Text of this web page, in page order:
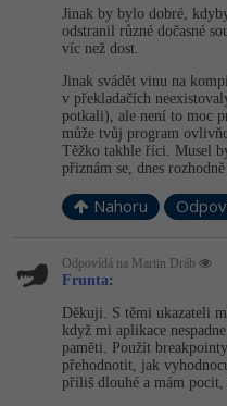
Testování
Datová analýza
Digitální
Marketing -30%
SEO
UX
Business
Kurzy designu
HTML/CSS -80%
Photoshop -80%
Adobe XD
Adobe InDesign
Adobe After
Příběhy absolventů
Kariéra
Pro firmy
Jinak by bylo dobré,
odstranil různé dočasné
víc než dost.
Jinak svádět vinu na
v překladačích
potkali), ale není to moc
může tvůj program
Těžko takhle říci. Musel
přiznám se, dnes rozhodně
Nahoru
Odpovídá na Martin Dráb
Frunta:
Děkuji. S těmi ukazateli
když mi aplikace
paměti. Použít
přehodnotit, jak
příliš dlouhé a mám